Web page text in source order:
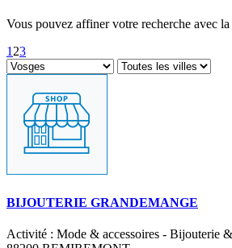
Vous pouvez affiner votre recherche avec la
1 23
BIJOUTERIE GRANDEMANGE
Activité : Mode & accessoires - Bijouterie